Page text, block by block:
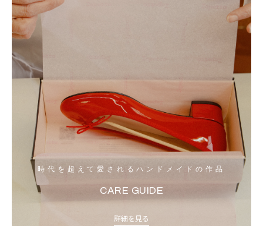
時代を超えて愛されるハンドメイドの作品
CARE GUIDE
詳細を見る